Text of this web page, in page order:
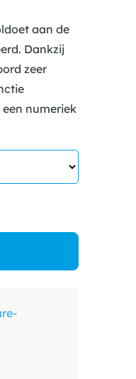
aan de
Dankzij
zeer
numeriek